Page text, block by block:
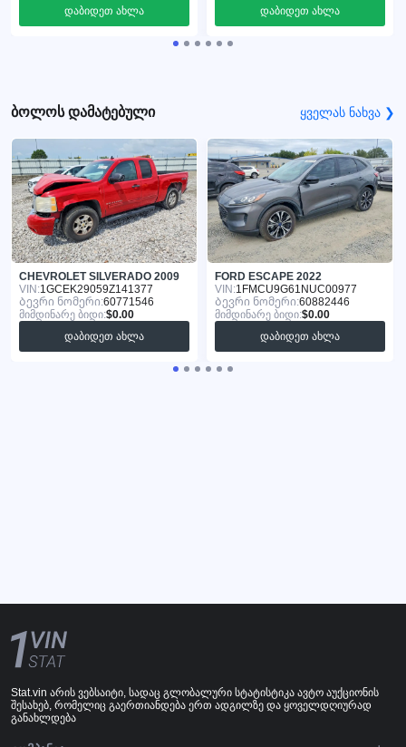
დაბიდეთ ახლა
დაბიდეთ ახლა
ბოლოს დამატებული ყველას ნახვა ❯
CHEVROLET SILVERADO 2009
VIN:1GCEK29059Z141377
Ბევრი ნომერი:60771546
მიმდინარე ბიდი:$0.00
დაბიდეთ ახლა
FORD ESCAPE 2022
VIN:1FMCU9G61NUC00977
Ბევრი ნომერი:60882446
მიმდინარე ბიდი:$0.00
დაბიდეთ ახლა
Stat.vin არის ვებსაიტი, სადაც გლობალური სტატისტიკა ავტო აუქციონის
შესახებ, რომელიც გაერთიანდება ერთ ადგილზე და ყოველდღიურად
განახლდება